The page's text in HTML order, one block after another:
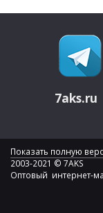
7aks.ru
Показать полную
2003-2021 © 7AKS
Оптовый интернет-